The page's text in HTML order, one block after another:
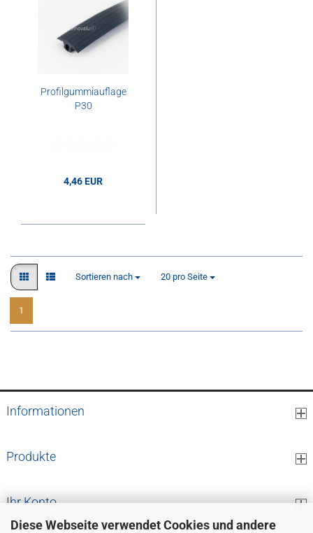
Diese Webseite verwendet Cookies und andere
Profilgummiauflage
P30
4,46 EUR
Sortieren nach
Sortieren nach 20 pro Seite
pro Seite
1
Informationen
Produkte
Ihr Konto